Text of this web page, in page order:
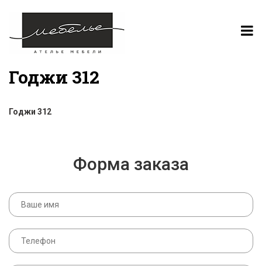
Годжи 312
Годжи 312
Форма заказа